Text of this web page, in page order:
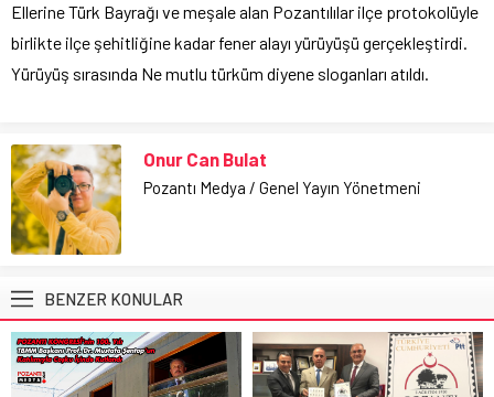
Ellerine Türk Bayrağı ve meşale alan Pozantılılar ilçe protokolüyle
birlikte ilçe şehitliğine kadar fener alayı yürüyüşü gerçekleştirdi.
Yürüyüş sırasında Ne mutlu türküm diyene sloganları atıldı.
Onur Can Bulat
Pozantı Medya / Genel Yayın Yönetmeni
BENZER KONULAR